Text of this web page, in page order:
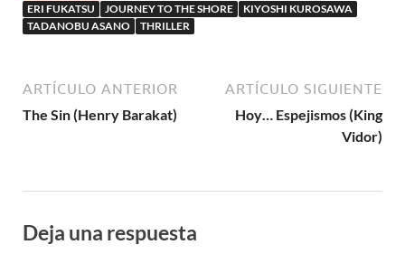
ERI FUKATSU
JOURNEY TO THE SHORE
KIYOSHI KUROSAWA
TADANOBU ASANO
THRILLER
ARTÍCULO ANTERIOR
The Sin (Henry Barakat)
ARTÍCULO SIGUIENTE
Hoy… Espejismos (King
Vidor)
Deja una respuesta